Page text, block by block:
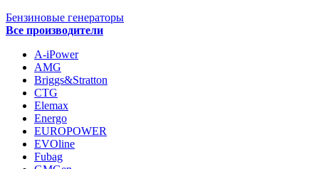
Бензиновые генераторы
Все производители
A-iPower
AMG
Briggs&Stratton
CTG
Elemax
Energo
EUROPOWER
EVOline
Fubag